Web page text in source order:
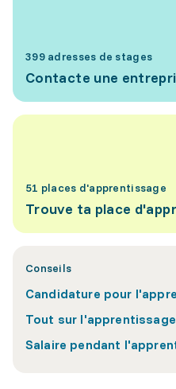
399 adresses de stages
Contacte une
51 places d'apprentissage
Trouve ta place
Conseils
Candidature pour
Tout sur l'apprentissage
Salaire pendant